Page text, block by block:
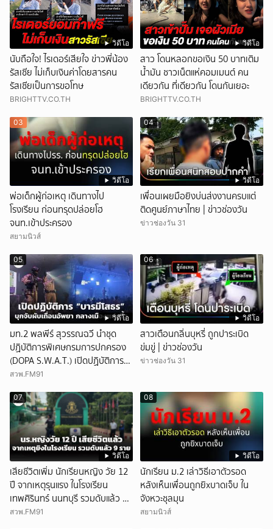
วิดีโอ
นับถือใจ! ไรเดอร์เสียใจ ข่าวพี่น้อง
รัสเซีย ไม่เก็บเงินค่าโดยสารคน
รัสเซียเป็นการขอโทษ
BRIGHTTV.CO.TH
วิดีโอ
สาว โดนหลอกขอเงิน 50 บาทเติม
น้ำมัน ชาวเน็ตแห่คอมเมนต์ คน
เดียวกัน ที่เดียวกัน โดนกันเยอะ
BRIGHTTV.CO.TH
วิดีโอ
03
พ่อเด็กผู้ก่อเหตุ เดินทางไป
โรงเรียน ก่อนทรุดปล่อยโฮ
จนท.เข้าประครอง
สยามนิวส์
วิดีโอ
04
เพื่อนเผยมือยิงบ่นส่งงานครบแต่
ติดศูนย์ภาษาไทย | ข่าวช่องวัน
ข่าวช่องวัน 31
วิดีโอ
05
มท.2 พลพีร์ สุวรรณฉวี นำชุด
ปฏิบัติการพิเศษกรมการปกครอง
(DOPA S.W.A.T.) เปิดปฏิบัติการ
“บารมีโสธร” บุกจับผับเถื่อนอัพยา
อนุญาต
สวพ.FM91
วิดีโอ
06
สาวเตือนกลิ่นบุหรี่ ถูกปาระเบิด
ข่มขู่ | ข่าวช่องวัน
ข่าวช่องวัน 31
วิดีโอ
07
เสียชีวิตเพิ่ม นักเรียนหญิง วัย 12
ปี จากเหตุรุนแรง ในโรงเรียน
เทพศิรินทร์ นนทบุรี รวมดับแล้ว 9
ราย
สวพ.FM91
วิดีโอ
08
นักเรียน ม.2 เล่าวิธีเอาตัวรอด
หลังเห็นเพื่อนถูกยิxบาดเจ็บ ใน
จังหวะชุลมุน
สยามนิวส์